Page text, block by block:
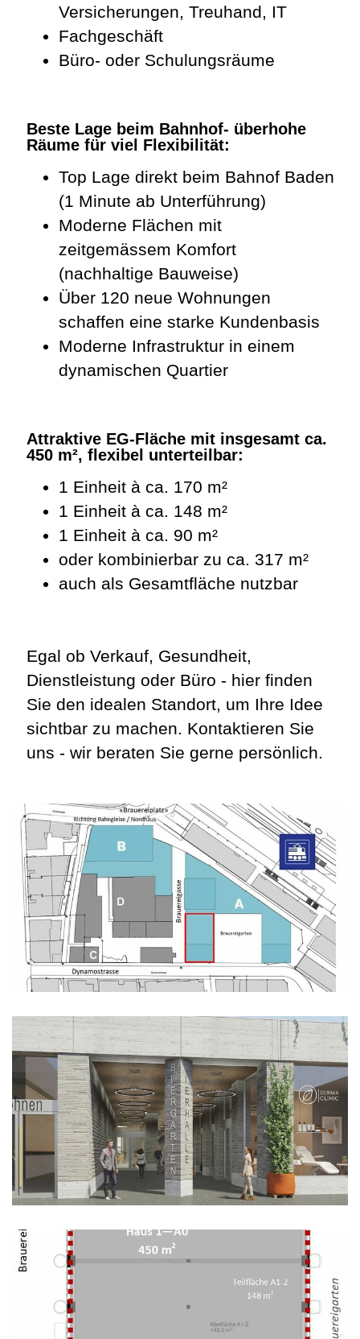
Versicherungen, Treuhand, IT
Fachgeschäft
Büro- oder Schulungsräume
Beste Lage beim Bahnhof- überhohe
Räume für viel Flexibilität:
Top Lage direkt beim Bahnof Baden
(1 Minute ab Unterführung)
Moderne Flächen mit
zeitgemässem Komfort
(nachhaltige Bauweise)
Über 120 neue Wohnungen
schaffen eine starke Kundenbasis
Moderne Infrastruktur in einem
dynamischen Quartier
Attraktive EG-Fläche mit insgesamt ca.
450 m², flexibel unterteilbar:
1 Einheit à ca. 170 m²
1 Einheit à ca. 148 m²
1 Einheit à ca. 90 m²
oder kombinierbar zu ca. 317 m²
auch als Gesamtfläche nutzbar
Egal ob Verkauf, Gesundheit,
Dienstleistung oder Büro - hier finden
Sie den idealen Standort, um Ihre Idee
sichtbar zu machen. Kontaktieren Sie
uns - wir beraten Sie gerne persönlich.